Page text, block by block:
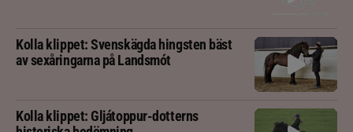
Kolla klippet: Svenskägda hingsten bäst
av sexåringarna på Landsmót
Kolla klippet: Gljátoppur-dotterns